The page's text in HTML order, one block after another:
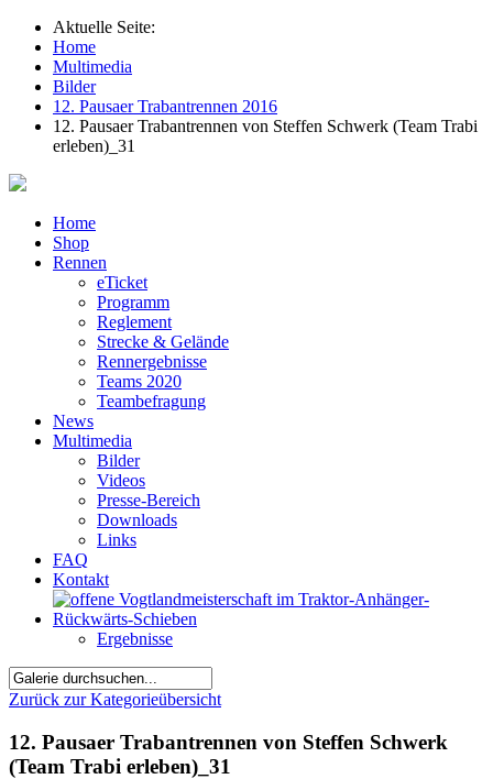
Aktuelle Seite:
Home
Multimedia
Bilder
12. Pausaer Trabantrennen 2016
12. Pausaer Trabantrennen von Steffen Schwerk (Team Trabi
erleben)_31
Home
Shop
Rennen
eTicket
Programm
Reglement
Strecke & Gelände
Rennergebnisse
Teams 2020
Teambefragung
News
Multimedia
Bilder
Videos
Presse-Bereich
Downloads
Links
FAQ
Kontakt
Ergebnisse
Zurück zur Kategorieübersicht
12. Pausaer Trabantrennen von Steffen Schwerk
(Team Trabi erleben)_31